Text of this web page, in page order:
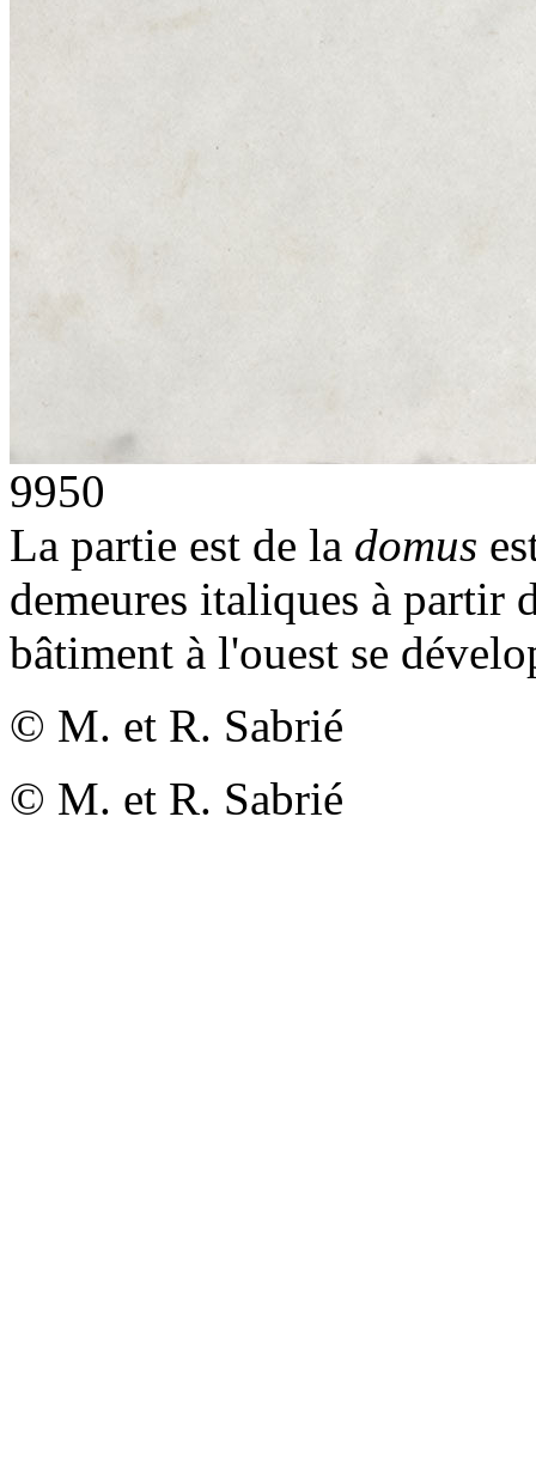
9950
La partie est de la domus
demeures italiques à partir
bâtiment à l'ouest se
© M. et R. Sabrié
© M. et R. Sabrié